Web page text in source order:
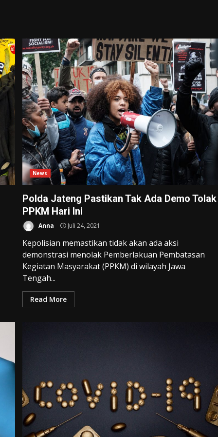
News
Polda Jateng Pastikan Tak Ada Demo Tolak
PPKM Hari Ini
Anna Juli 24, 2021
Kepolisian memastikan tidak akan ada aksi
demonstrasi menolak Pemberlakuan Pembatasan
Kegiatan Masyarakat (PPKM) di wilayah Jawa
Tengah...
Read More